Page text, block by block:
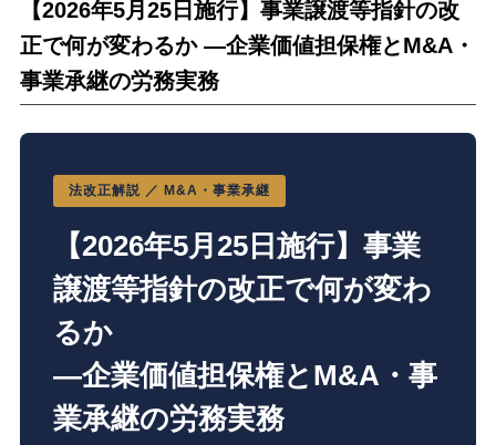
【2026年5月25日施行】事業譲渡等指針の改
正で何が変わるか ―企業価値担保権とM&A・
事業承継の労務実務
法改正解説 ／ M&A・事業承継
【2026年5月25日施行】事業
譲渡等指針の改正で何が変わ
るか
―企業価値担保権とM&A・事
業承継の労務実務